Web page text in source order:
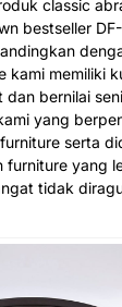
classic
bestseller
kami memiliki
bernilai
yang
serta
furniture yang
tidak